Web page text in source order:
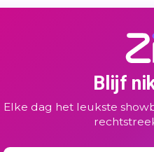
Blijf
Elke dag het leukste